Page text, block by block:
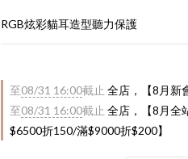
RGB炫彩貓耳造型聽力保護
至08/31 16:00截止 全店，【8月新
至08/31 16:00截止 全店，【8月全
$6500折150/滿$9000折$200】